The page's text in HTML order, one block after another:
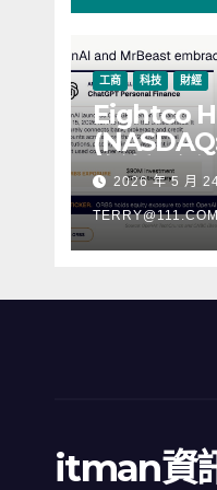
工商 科技 財經
Eightco
佈總持倉
元，涵蓋
Beast
過 11,000
WLD 代幣
2026 年 5 月
itman資